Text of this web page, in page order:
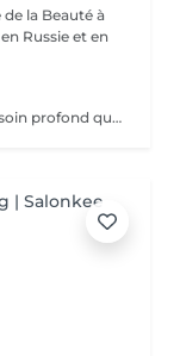
de la Beauté à
Cheveux lisses et soyeux sans brushing. Un soin profond qui nourrit et sublime la fibre capillaire, pour un résultat naturel et lumineux